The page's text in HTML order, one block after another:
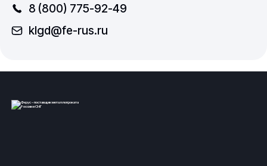
8 (800) 775-92-49
klgd@fe-rus.ru